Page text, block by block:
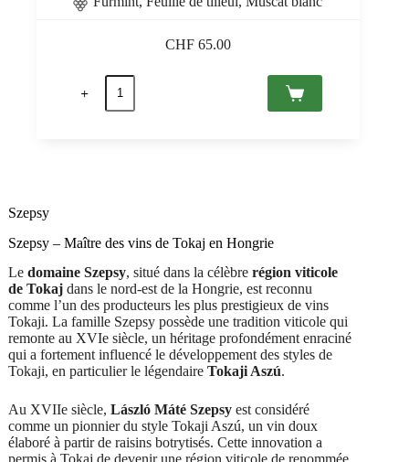
CHF 65.00
quantité
Tokaji
Szepsy
Szepsy – Maître des vins de Tokaj en Hongrie
Le domaine Szepsy, situé dans la célèbre région viticole
de Tokajdans le nord-est de la Hongrie, est reconnu
comme l’un des producteurs les plus prestigieux de vins
Tokaji. La famille Szepsy possède une tradition viticole qui
remonte au XVIe siècle, un héritage profondément enraciné
qui a fortement influencé le développement des styles de
Tokaji, en particulier le légendaire Tokaji Aszú.
Au XVIIe siècle, László Máté Szepsyest considéré
comme un pionnier du style Tokaji Aszú, un vin doux
élaboré à partir de raisins botrytisés. Cette innovation a